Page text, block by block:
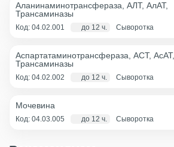
Аланинаминотрансфераза, АЛТ, АлАТ,
Трансаминазы
Код: 04.02.001 до 12 ч. Сыворотка
Аспартатаминотрансфераза, АСТ, АсАТ,
Трансаминазы
Код: 04.02.002 до 12 ч. Сыворотка
Мочевина
Код: 04.03.005 до 12 ч. Сыворотка